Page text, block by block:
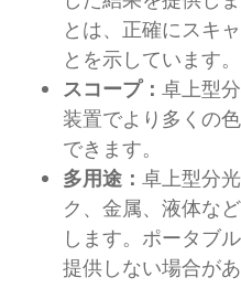
とは、正確にスキ
とを示しています。
スコープ： 卓上型
装置でより多くの
できます。
多用途： 卓上型分
ク、金属、液体な
します。ポータブ
提供しない場合があ